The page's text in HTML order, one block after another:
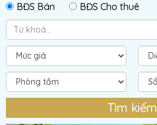
BĐS Bán BĐS Cho thuê
Tìm kiếm